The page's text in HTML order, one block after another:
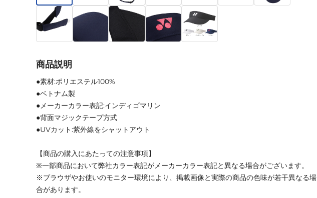
商品説明
●素材:ポリエステル100%
●ベトナム製
●メーカーカラー表記:インディゴマリン
●背面マジックテープ方式
●UVカット:紫外線をシャットアウト
【商品の購入にあたっての注意事項】
※一部商品において弊社カラー表記がメーカーカラー表記と異なる場合がございます。
※ブラウザやお使いのモニター環境により、掲載画像と実際の商品の色味が若干異なる場
合があります。